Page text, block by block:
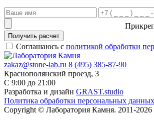
Получить расчет
Соглашаюсь с политикой обработки
zakaz@stone-lab.ru 8 (495) 385-87-90
Краснополянский проезд, 3
С 9:00 до 21:00
Разработка и дизайн GRAST.studio
Политика обработки персональных данных
Copyright © Лаборатория Камня. 2011-2026